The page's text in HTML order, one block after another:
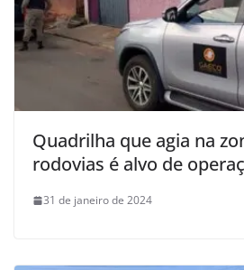
Quadrilha que agia na
rodovias é alvo de
31 de janeiro de 2024